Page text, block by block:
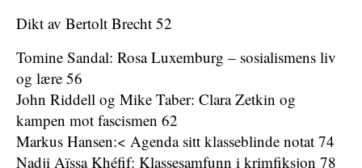
Dikt av Bertolt Brecht 52
Tomine Sandal: Rosa Luxemburg – sosialismens liv
og lære 56
John Riddell og Mike Taber: Clara Zetkin og
kampen mot fascismen 62
Markus Hansen:< Agenda sitt klasseblinde notat 74
Nadji Aïssa Khéfif: Klassesamfunn i krimfiksjon 78